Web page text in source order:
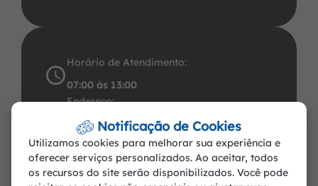
Horário de Atendimento:
07:00 às 13:00
Endereço:
Avenida Santos Dumont, 491 Centro CEP:
78.545-000. CNPJ: 37.465.283/0001-57
Santa Carmem-MT
Notificação de Cookies
Utilizamos cookies para melhorar sua experiência e
oferecer serviços personalizados. Ao aceitar, todos
os recursos do site serão disponibilizados. Você pode